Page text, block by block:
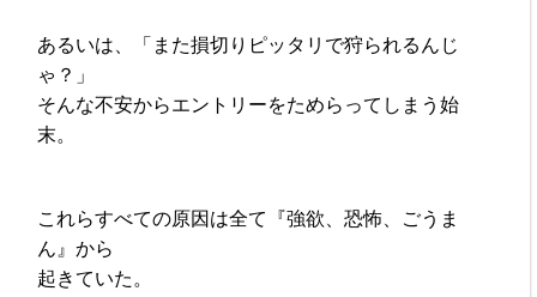
あるいは、「また損切りピッタリで狩られるんじ
ゃ？」
そんな不安からエントリーをためらってしまう始
末。
これらすべての原因は全て『強欲、恐怖、ごうま
ん』から
起きていた。